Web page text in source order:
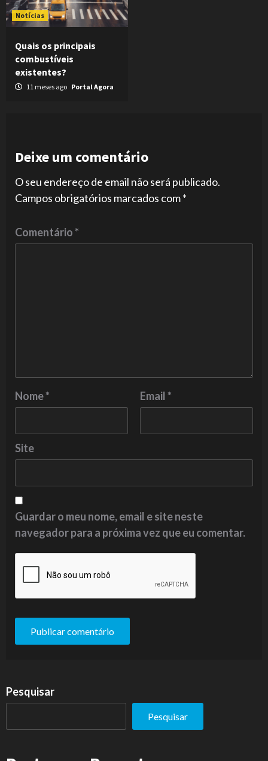
Notícias
Quais os principais
combustíveis
existentes?
11 meses ago Portal Agora
Deixe um comentário
O seu endereço de email não será publicado.
Campos obrigatórios marcados com*
Comentário*
Nome* Email*
Site
Guardar o meu nome, email e site neste
navegador para a próxima vez que eu comentar.
Pesquisar
Pesquisar